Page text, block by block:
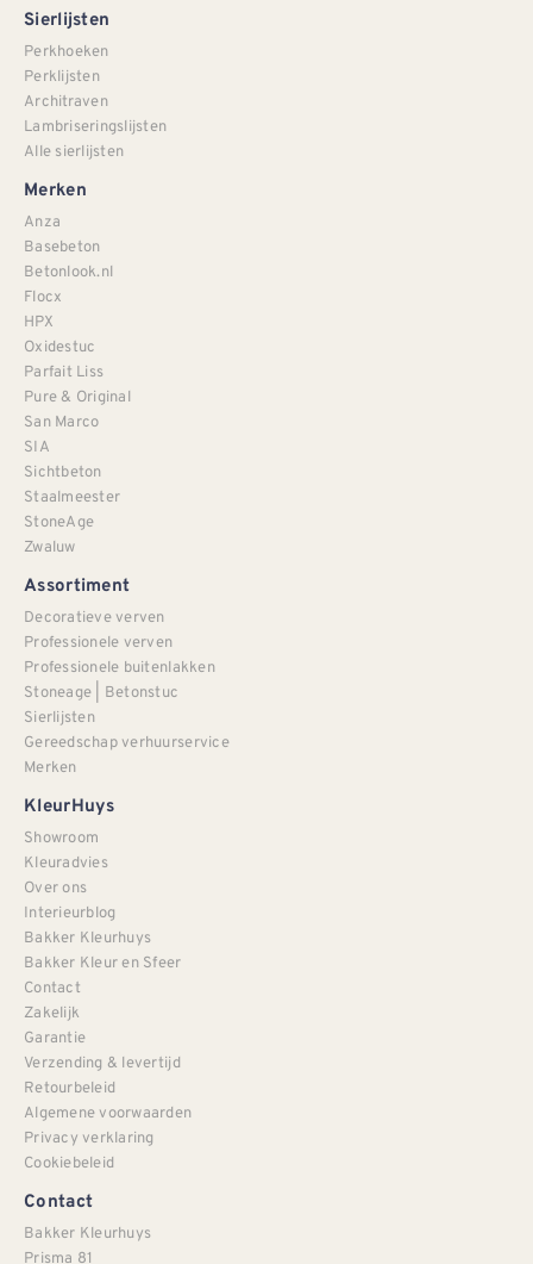
Sierlijsten
Perkhoeken
Perklijsten
Architraven
Lambriseringslijsten
Alle sierlijsten
Merken
Anza
Basebeton
Betonlook.nl
Flocx
HPX
Oxidestuc
Parfait Liss
Pure & Original
San Marco
SIA
Sichtbeton
Staalmeester
StoneAge
Zwaluw
Assortiment
Decoratieve verven
Professionele verven
Professionele buitenlakken
Stoneage | Betonstuc
Sierlijsten
Gereedschap verhuurservice
Merken
KleurHuys
Showroom
Kleuradvies
Over ons
Interieurblog
Bakker Kleurhuys
Bakker Kleur en Sfeer
Contact
Zakelijk
Garantie
Verzending & levertijd
Retourbeleid
Algemene voorwaarden
Privacy verklaring
Cookiebeleid
Contact
Bakker Kleurhuys
Prisma 81